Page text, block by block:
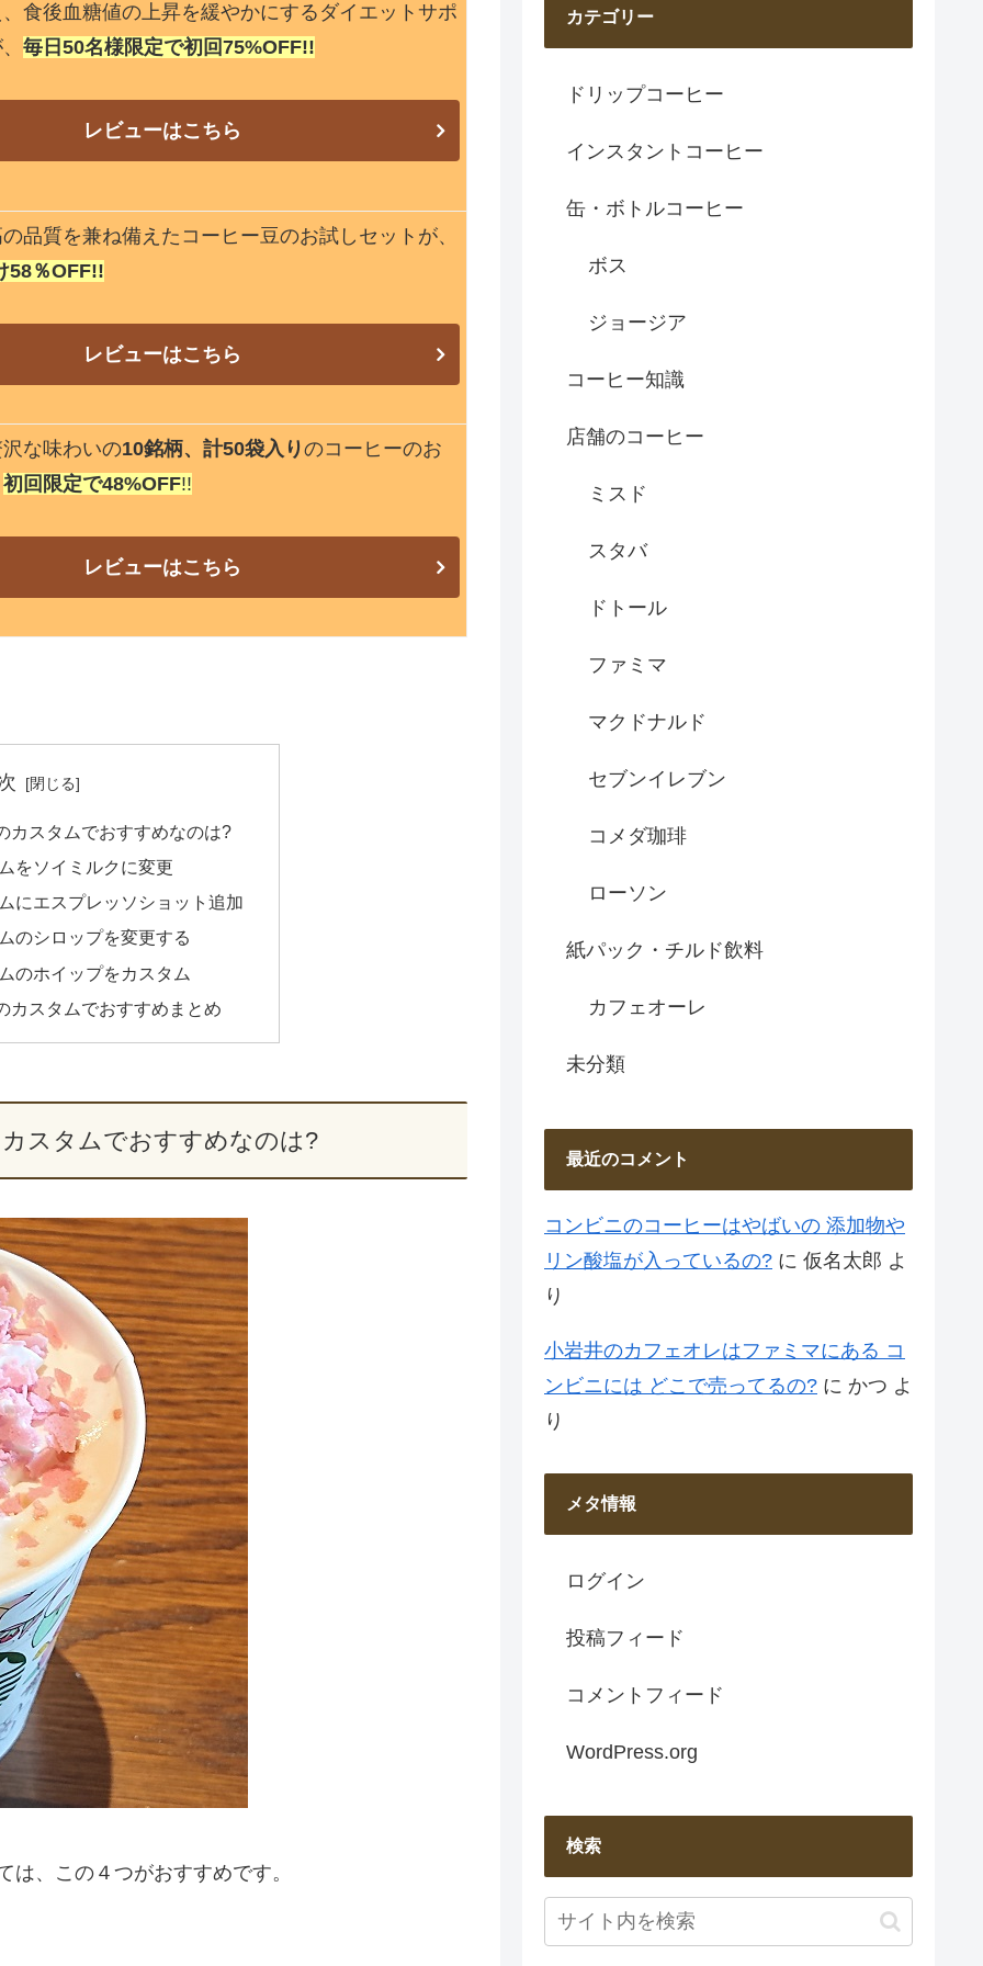
食後血糖値の上昇を緩やかにするダイエットサポ
毎日50名様限定で初回75%OFF!!
レビューはこちら
品質を兼ね備えたコーヒー豆のお試しセットが、
58％OFF!!
レビューはこちら
な味わいの10銘柄、計50袋入りのコーヒーのお
初回限定で48%OFF!!
レビューはこちら
カスタムでおすすめなのは?
をソイミルクに変更
にエスプレッソショット追加
のシロップを変更する
のホイップをカスタム
カスタムでおすすめまとめ
スタムでおすすめなのは?
、この４つがおすすめです。
カテゴリー
ドリップコーヒー
インスタントコーヒー
缶・ボトルコーヒー
ボス
ジョージア
コーヒー知識
店舗のコーヒー
ミスド
スタバ
ドトール
ファミマ
マクドナルド
セブンイレブン
コメダ珈琲
ローソン
紙パック・チルド飲料
カフェオーレ
未分類
最近のコメント
コンビニのコーヒーはやばいの 添加物や
リン酸塩が入っているの? に 仮名太郎 よ
り
小岩井のカフェオレはファミマにある コ
ンビニには どこで売ってるの? に かつ よ
り
メタ情報
ログイン
投稿フィード
コメントフィード
WordPress.org
検索